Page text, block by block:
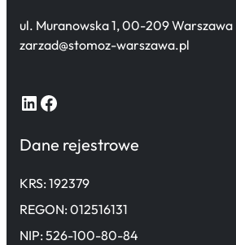
ul. Muranowska 1, 00-209 Warszawa
zarzad@stomoz-warszawa.pl
LinkedIn Facebook
Dane rejestrowe
KRS: 192379
REGON: 012516131
NIP: 526-100-80-84